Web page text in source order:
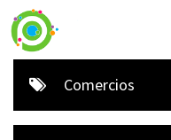
Comercios